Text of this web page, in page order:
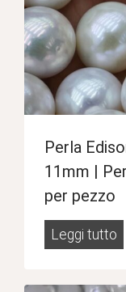
e
r
l
e
d
a
c
u
o
Perla
11mm |
per pezzo
Leggi tutto